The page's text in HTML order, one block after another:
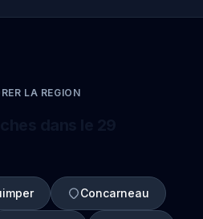
LA REGION
Concarneau